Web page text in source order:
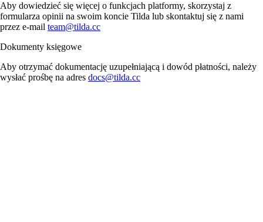
Aby dowiedzieć się więcej o funkcjach platformy, skorzystaj z
formularza opinii na swoim koncie Tilda lub skontaktuj się z nami
przez e-mail team@tilda.cc
Dokumenty księgowe
Aby otrzymać dokumentację uzupełniającą i dowód płatności, należy
wysłać prośbę na adres docs@tilda.cc